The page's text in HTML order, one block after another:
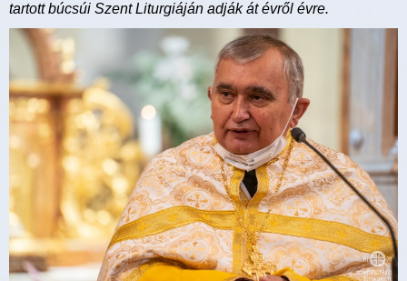
tartott búcsúi Szent Liturgiáján adják át évről évre.